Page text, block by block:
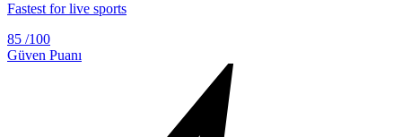
Fastest for live sports
85 /100
Güven Puanı